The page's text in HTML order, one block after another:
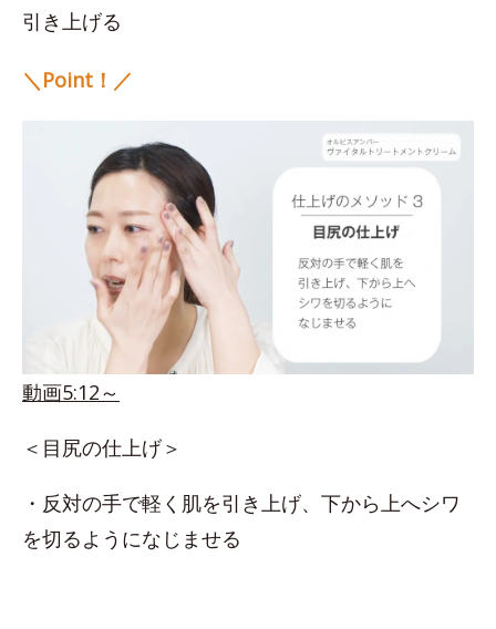
引き上げる
＼Point！／
動画5:12～
＜目尻の仕上げ＞
・反対の手で軽く肌を引き上げ、下から上へシワ
を切るようになじませる